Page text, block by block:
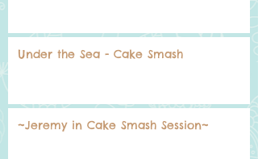
Under the Sea - Cake Smash
~Jeremy in Cake Smash Session~